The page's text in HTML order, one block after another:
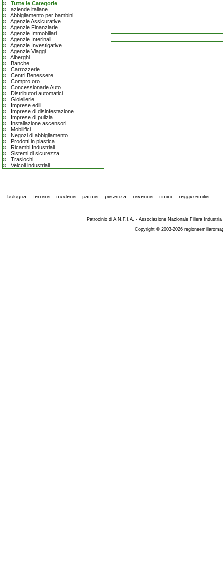
Tutte le Categorie
aziende italiane
Abbigliamento per bambini
Agenzie Assicurative
Agenzie Finanziarie
Agenzie Immobiliari
Agenzie Interinali
Agenzie Investigative
Agenzie Viaggi
Alberghi
Banche
Carrozzerie
Centri Benessere
Compro oro
Concessionarie Auto
Distributori automatici
Gioiellerie
Imprese edili
Imprese di disinfestazione
Imprese di pulizia
Installazione ascensori
Mobilifici
Negozi di abbigliamento
Prodotti in plastica
Ricambi Industriali
Sistemi di sicurezza
Traslochi
Veicoli industriali
:: bologna :: ferrara :: modena :: parma :: piacenza :: ravenna :: rimini :: reggio emilia
Patrocinio di A.N.F.I.A. - Associazione Nazionale Filiera
Copyright © 2003-2026